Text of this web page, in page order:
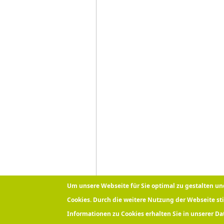
Um unsere Webseite für Sie optimal zu gestalten
Cookies. Durch die weitere Nutzung der Webseite
Informationen zu Cookies erhalten Sie in unserer